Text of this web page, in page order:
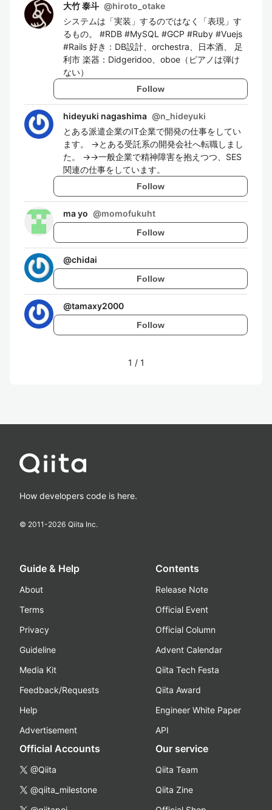
大竹 泰斗 @hiroto_otake
システムは「実装」するのではなく「表現」す
るもの。 #RDB #MySQL #GCP #Ruby #Vuejs
#Rails 好き：DB設計、orchestra、日本酒、 足
利市 楽器：Didgeridoo、oboe（ピアノは弾け
ない）
Follow
hideyuki nagashima @n_hideyuki
とある派遣企業のIT企業で開発の仕事をしてい
ます。 →とある受託系の開発会社へ転職しまし
た。 →→一般企業で精神障害を抱えつつ、SES
関連の仕事をしています。
Follow
ma yo @momofukuht
Follow
@chidai
Follow
@tamaxy2000
Follow
1 / 1
How developers code is here.
© 2011-2026 Qiita Inc.
Guide & Help
About
Terms
Privacy
Guideline
Media Kit
Feedback/Requests
Help
Advertisement
Contents
Release Note
Official Event
Official Column
Advent Calendar
Qiita Tech Festa
Qiita Award
Engineer White Paper
API
Official Accounts
@Qiita
@qiita_milestone
Our service
Qiita Team
Qiita Zine